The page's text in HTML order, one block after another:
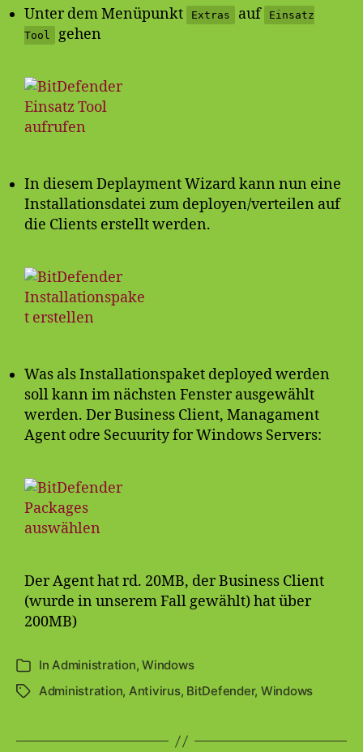
Unter dem Menüpunkt
Extras auf
Einsatz
Tool
gehen
In diesem Deplayment Wizard kann nun eine
Installationsdatei zum deployen/verteilen auf
die Clients erstellt werden.
Was als Installationspaket deployed werden
soll kann im nächsten Fenster ausgewählt
werden. Der Business Client, Managament
Agent odre Secuurity for Windows Servers:
Der Agent hat rd. 20MB, der Business Client
(wurde in unserem Fall gewählt) hat über
200MB)
Kategorien
InAdministration,Windows
Schlagwörter
Administration, Antivirus, BitDefender, Windows